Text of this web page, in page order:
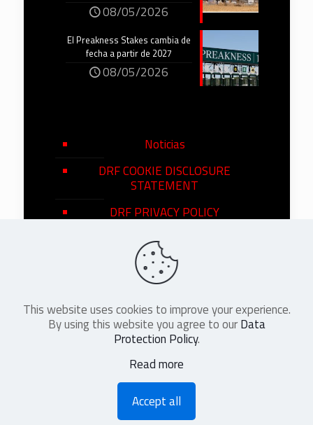
08/05/2026
El Preakness Stakes cambia de
fecha a partir de 2027
08/05/2026
Noticias
DRF COOKIE DISCLOSURE
STATEMENT
DRF PRIVACY POLICY
©2026DRF en Español. All Rights
Reserved
This website uses cookies to improve your experience.
By using this website you agree to ourData
Protection Policy.
Read more
Accept all